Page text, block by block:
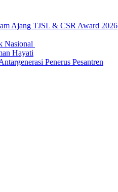
Ajang TJSL & CSR Award 2026
Nasional
Hayati
Penerus Pesantren